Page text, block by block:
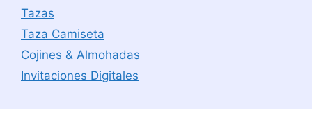
Tazas
Taza Camiseta
Cojines & Almohadas
Invitaciones Digitales